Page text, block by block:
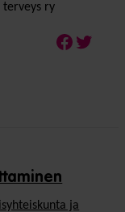
terveys ry
ja